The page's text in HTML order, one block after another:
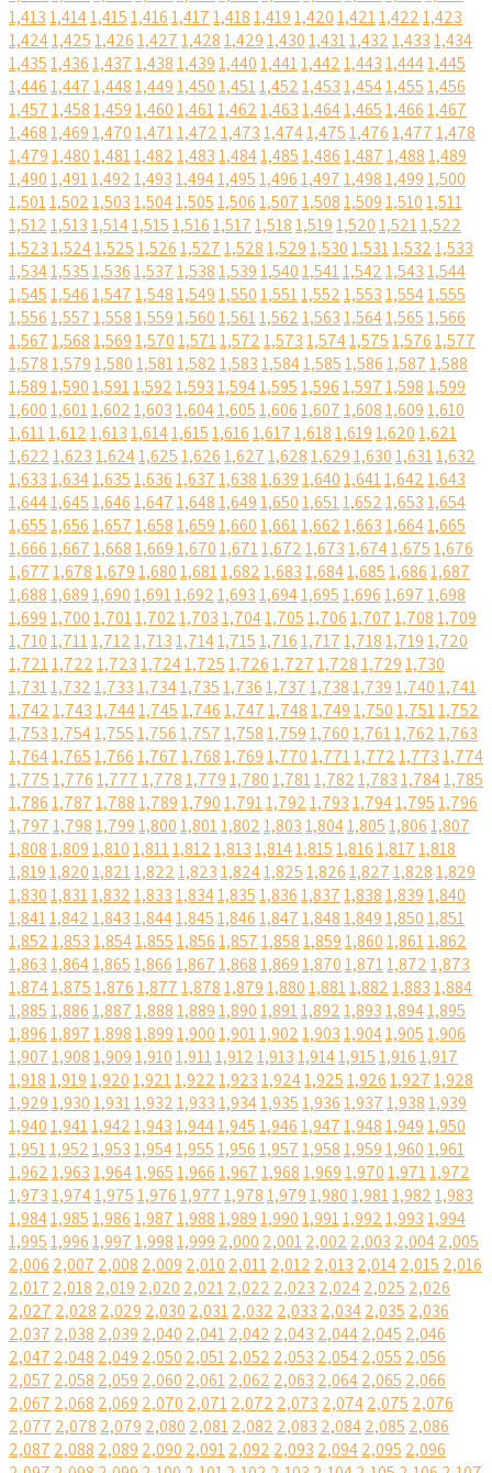
1,4131,4141,4151,4161,4171,4181,4191,4201,4211,4221,423
1,4241,4251,4261,4271,4281,4291,4301,4311,4321,4331,434
1,4351,4361,4371,4381,4391,4401,4411,4421,4431,4441,445
1,4461,4471,4481,4491,4501,4511,4521,4531,4541,4551,456
1,4571,4581,4591,4601,4611,4621,4631,4641,4651,4661,467
1,4681,4691,4701,4711,4721,4731,4741,4751,4761,4771,478
1,4791,4801,4811,4821,4831,4841,4851,4861,4871,4881,489
1,4901,4911,4921,4931,4941,4951,4961,4971,4981,4991,500
1,5011,5021,5031,5041,5051,5061,5071,5081,5091,5101,511
1,5121,5131,5141,5151,5161,5171,5181,5191,5201,5211,522
1,5231,5241,5251,5261,5271,5281,5291,5301,5311,5321,533
1,5341,5351,5361,5371,5381,5391,5401,5411,5421,5431,544
1,5451,5461,5471,5481,5491,5501,5511,5521,5531,5541,555
1,5561,5571,5581,5591,5601,5611,5621,5631,5641,5651,566
1,5671,5681,5691,5701,5711,5721,5731,5741,5751,5761,577
1,5781,5791,5801,5811,5821,5831,5841,5851,5861,5871,588
1,5891,5901,5911,5921,5931,5941,5951,5961,5971,5981,599
1,6001,6011,6021,6031,6041,6051,6061,6071,6081,6091,610
1,6111,6121,6131,6141,6151,6161,6171,6181,6191,6201,621
1,6221,6231,6241,6251,6261,6271,6281,6291,6301,6311,632
1,6331,6341,6351,6361,6371,6381,6391,6401,6411,6421,643
1,6441,6451,6461,6471,6481,6491,6501,6511,6521,6531,654
1,6551,6561,6571,6581,6591,6601,6611,6621,6631,6641,665
1,6661,6671,6681,6691,6701,6711,6721,6731,6741,6751,676
1,6771,6781,6791,6801,6811,6821,6831,6841,6851,6861,687
1,6881,6891,6901,6911,6921,6931,6941,6951,6961,6971,698
1,6991,7001,7011,7021,7031,7041,7051,7061,7071,7081,709
1,7101,7111,7121,7131,7141,7151,7161,7171,7181,7191,720
1,7211,7221,7231,7241,7251,7261,7271,7281,7291,730
1,7311,7321,7331,7341,7351,7361,7371,7381,7391,7401,741
1,7421,7431,7441,7451,7461,7471,7481,7491,7501,7511,752
1,7531,7541,7551,7561,7571,7581,7591,7601,7611,7621,763
1,7641,7651,7661,7671,7681,7691,7701,7711,7721,7731,774
1,7751,7761,7771,7781,7791,7801,7811,7821,7831,7841,785
1,7861,7871,7881,7891,7901,7911,7921,7931,7941,7951,796
1,7971,7981,7991,8001,8011,8021,8031,8041,8051,8061,807
1,8081,8091,8101,8111,8121,8131,8141,8151,8161,8171,818
1,8191,8201,8211,8221,8231,8241,8251,8261,8271,8281,829
1,8301,8311,8321,8331,8341,8351,8361,8371,8381,8391,840
1,8411,8421,8431,8441,8451,8461,8471,8481,8491,8501,851
1,8521,8531,8541,8551,8561,8571,8581,8591,8601,8611,862
1,8631,8641,8651,8661,8671,8681,8691,8701,8711,8721,873
1,8741,8751,8761,8771,8781,8791,8801,8811,8821,8831,884
1,8851,8861,8871,8881,8891,8901,8911,8921,8931,8941,895
1,8961,8971,8981,8991,9001,9011,9021,9031,9041,9051,906
1,9071,9081,9091,9101,9111,9121,9131,9141,9151,9161,917
1,9181,9191,9201,9211,9221,9231,9241,9251,9261,9271,928
1,9291,9301,9311,9321,9331,9341,9351,9361,9371,9381,939
1,9401,9411,9421,9431,9441,9451,9461,9471,9481,9491,950
1,9511,9521,9531,9541,9551,9561,9571,9581,9591,9601,961
1,9621,9631,9641,9651,9661,9671,9681,9691,9701,9711,972
1,9731,9741,9751,9761,9771,9781,9791,9801,9811,9821,983
1,9841,9851,9861,9871,9881,9891,9901,9911,9921,9931,994
1,9951,9961,9971,9981,999 2,000 2,0012,002 2,003 2,0042,005
2,006 2,007 2,008 2,009 2,010 2,0112,012 2,013 2,0142,015 2,016
2,017 2,018 2,019 2,020 2,0212,022 2,023 2,0242,025 2,026
2,027 2,028 2,029 2,030 2,0312,032 2,033 2,0342,035 2,036
2,037 2,038 2,039 2,040 2,0412,042 2,043 2,0442,045 2,046
2,047 2,048 2,049 2,050 2,0512,052 2,053 2,0542,055 2,056
2,057 2,058 2,059 2,060 2,0612,062 2,063 2,0642,065 2,066
2,067 2,068 2,069 2,070 2,0712,072 2,073 2,0742,075 2,076
2,077 2,078 2,079 2,080 2,0812,082 2,083 2,0842,085 2,086
2,087 2,088 2,089 2,090 2,0912,092 2,093 2,0942,095 2,096